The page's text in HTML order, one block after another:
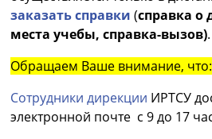
заказать справки (справка о
места учебы, справка-вызов).
Обращаем Ваше внимание, что:
Сотрудники дирекции ИРТСУ
электронной почте с 9 до 17